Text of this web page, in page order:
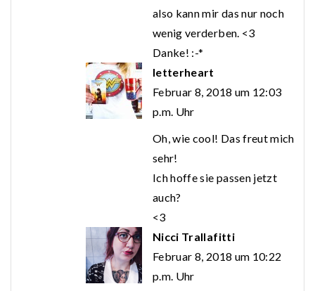
also kann mir das nur noch
wenig verderben. <3
Danke! :-*
letterheart
Februar 8, 2018 um 12:03
p.m. Uhr
Oh, wie cool! Das freut mich
sehr!
Ich hoffe sie passen jetzt
auch?
<3
Nicci Trallafitti
Februar 8, 2018 um 10:22
p.m. Uhr